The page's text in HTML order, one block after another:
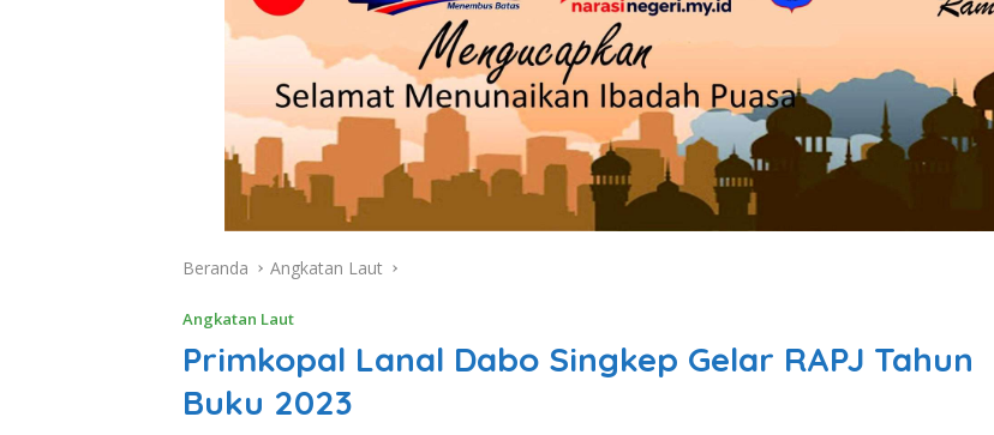
Beranda Angkatan Laut
Angkatan Laut
Primkopal Lanal Dabo Singkep Gelar RAPJ Tahun
Buku 2023